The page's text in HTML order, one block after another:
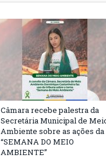
Câmara recebe palestra da
Secretária Municipal de
Ambiente sobre as ações da
“SEMANA DO MEIO
AMBIENTE”